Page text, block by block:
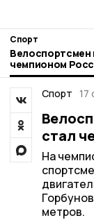
Спорт
Велоспортсмен
чемпионом
Спорт 17
стал
На
метров.